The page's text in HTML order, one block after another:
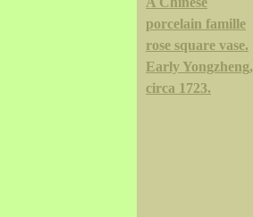
porcelain famille
rose square vase.
Early Yongzheng,
circa 1723.